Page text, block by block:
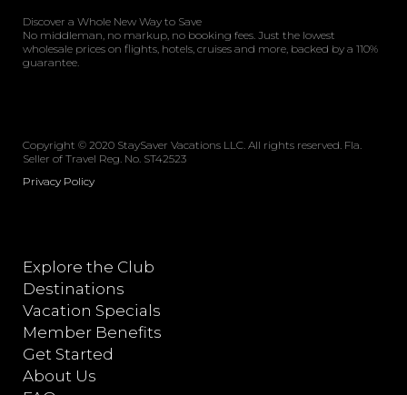
Discover a Whole New Way to Save
No middleman, no markup, no booking fees. Just the lowest
wholesale prices on flights, hotels, cruises and more, backed by a 110%
guarantee.
Copyright © 2020 StaySaver Vacations LLC. All rights reserved. Fla.
Seller of Travel Reg. No. ST42523
Privacy Policy
Explore the Club
Destinations
Vacation Specials
Member Benefits
Get Started
About Us